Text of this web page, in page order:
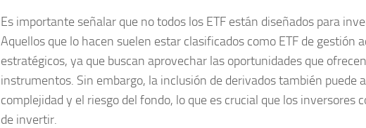
Es importante señalar que no todos los ETF están diseñados para
Aquellos que lo hacen suelen estar clasificados como ETF de gestión
estratégicos, ya que buscan aprovechar las oportunidades que
instrumentos. Sin embargo, la inclusión de derivados también puede
complejidad y el riesgo del fondo, lo que es crucial que los inversores
de invertir.